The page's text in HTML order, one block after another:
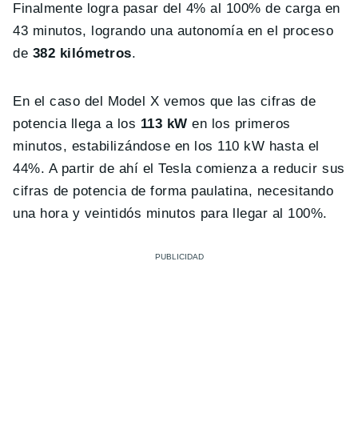
Finalmente logra pasar del 4% al 100% de carga en
43 minutos, logrando una autonomía en el proceso
de 382 kilómetros.
En el caso del Model X vemos que las cifras de
potencia llega a los 113 kW en los primeros
minutos, estabilizándose en los 110 kW hasta el
44%. A partir de ahí el Tesla comienza a reducir sus
cifras de potencia de forma paulatina, necesitando
una hora y veintidós minutos para llegar al 100%.